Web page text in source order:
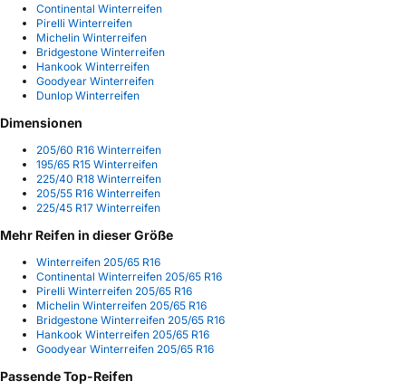
Continental Winterreifen
Pirelli Winterreifen
Michelin Winterreifen
Bridgestone Winterreifen
Hankook Winterreifen
Goodyear Winterreifen
Dunlop Winterreifen
Dimensionen
205/60 R16 Winterreifen
195/65 R15 Winterreifen
225/40 R18 Winterreifen
205/55 R16 Winterreifen
225/45 R17 Winterreifen
Mehr Reifen in dieser Größe
Winterreifen 205/65 R16
Continental Winterreifen 205/65 R16
Pirelli Winterreifen 205/65 R16
Michelin Winterreifen 205/65 R16
Bridgestone Winterreifen 205/65 R16
Hankook Winterreifen 205/65 R16
Goodyear Winterreifen 205/65 R16
Passende Top-Reifen